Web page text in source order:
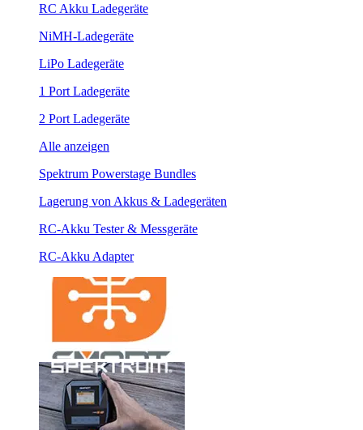
RC Akku Ladegeräte
NiMH-Ladegeräte
LiPo Ladegeräte
1 Port Ladegeräte
2 Port Ladegeräte
Alle anzeigen
Spektrum Powerstage Bundles
Lagerung von Akkus & Ladegeräten
RC-Akku Tester & Messgeräte
RC-Akku Adapter